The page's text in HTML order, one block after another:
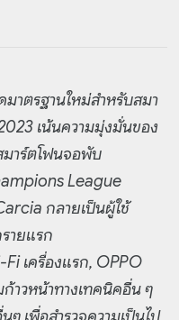
าตรฐานใหม่สำหรับสมา
เน้นความมุ่งมั่นของ
มาร์ตโฟนจอพับ
League
กลายเป็นผู้ใช้
ายแรก
Fi เครื่องแรก, OPPO
าวหน้าทางเทคนิคอื่น ๆ